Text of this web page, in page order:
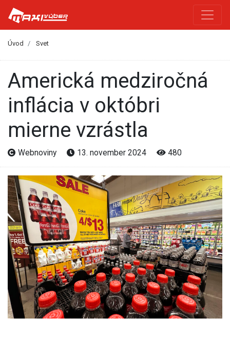
Úvod Svet
Americká medziročná
inflácia v októbri
mierne vzrástla
Webnoviny 13. november 2024 480